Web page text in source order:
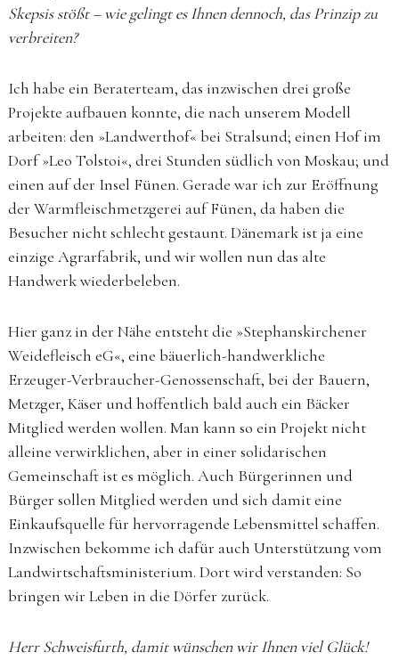
Skepsis stößt – wie gelingt es Ihnen dennoch, das Prinzip zu
verbreiten?
Ich habe ein Beraterteam, das inzwischen drei große
Projekte aufbauen konnte, die nach unserem Modell
arbeiten: den »Landwerthof« bei Stralsund; einen Hof im
Dorf »Leo Tolstoi«, drei Stunden südlich von Moskau; und
einen auf der Insel Fünen. Gerade war ich zur Eröffnung
der Warmfleischmetzgerei auf Fünen, da haben die
Besucher nicht schlecht gestaunt. Dänemark ist ja eine
einzige Agrarfabrik, und wir wollen nun das alte
Handwerk wiederbeleben.
Hier ganz in der Nähe entsteht die »Stephanskirchener
Weidefleisch eG«, eine bäuerlich-handwerkliche
Erzeuger-Verbraucher-Genossenschaft, bei der Bauern,
Metzger, Käser und hoffentlich bald auch ein Bäcker
Mitglied werden wollen. Man kann so ein Projekt nicht
alleine verwirklichen, aber in einer solidarischen
Gemeinschaft ist es möglich. Auch Bürgerinnen und
Bürger sollen Mitglied werden und sich damit eine
Einkaufsquelle für hervorragende Lebensmittel schaffen.
Inzwischen bekomme ich dafür auch Unterstützung vom
Landwirtschaftsministerium. Dort wird verstanden: So
bringen wir Leben in die Dörfer zurück.
Herr Schweisfurth, damit wünschen wir Ihnen viel Glück!